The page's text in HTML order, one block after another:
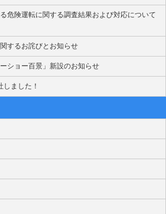
危険運転に関する調査結果および対応について
するお詫びとお知らせ
ショー百景」新設のお知らせ
ました！